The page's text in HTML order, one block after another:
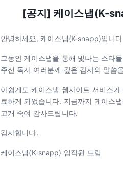
[공지] 케이스냅(K-
안녕하세요, 케이스냅(K-snapp)입니
그동안 케이스냅을 통해 빛나는 스타
주신 독자 여러분께 깊은 감사의 말씀
아쉽게도 케이스냅 웹사이트 서비스
료하게 되었습니다. 지금까지 케이스
고개 숙여 감사드립니다.
감사합니다.
케이스냅(K-snapp) 임직원 드림